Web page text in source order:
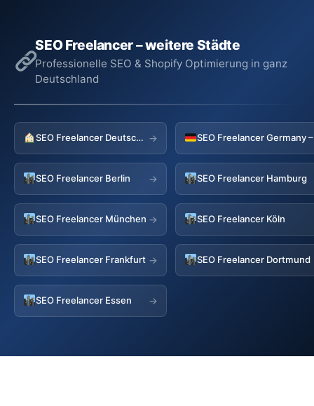
SEO Freelancer – weitere Städte
Professionelle SEO & Shopify Optimierung in ganz
Deutschland
SEO Freelancer Deutschland →
SEO Freelancer Berlin → SEO Freelancer Hamburg
SEO Freelancer München → SEO Freelancer Köln
SEO Freelancer Frankfurt → SEO Freelancer Dortmund
SEO Freelancer Essen →